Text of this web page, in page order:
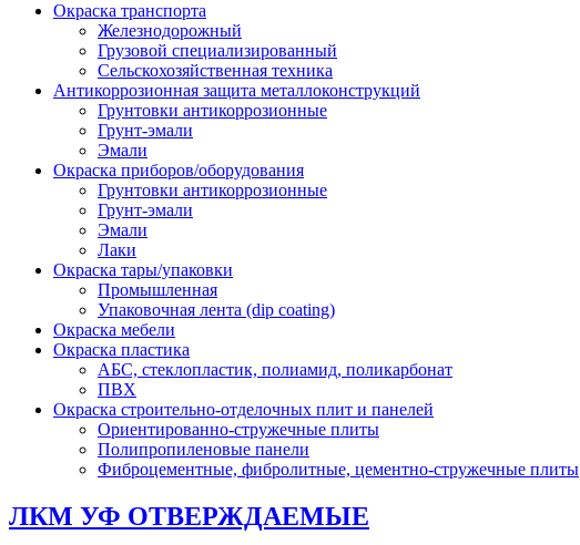
Окраска транспорта
Железнодорожный
Грузовой специализированный
Сельскохозяйственная техника
Антикоррозионная защита металлоконструкций
Грунтовки антикоррозионные
Грунт-эмали
Эмали
Окраска приборов/оборудования
Грунтовки антикоррозионные
Грунт-эмали
Эмали
Лаки
Окраска тары/упаковки
Промышленная
Упаковочная лента (dip coating)
Окраска мебели
Окраска пластика
АБС, стеклопластик, полиамид, поликарбонат
ПВХ
Окраска строительно-отделочных плит и панелей
Ориентированно-стружечные плиты
Полипропиленовые панели
Фиброцементные, фибролитные, цементно-стружечные плиты
ЛКМ УФ ОТВЕРЖДАЕМЫЕ